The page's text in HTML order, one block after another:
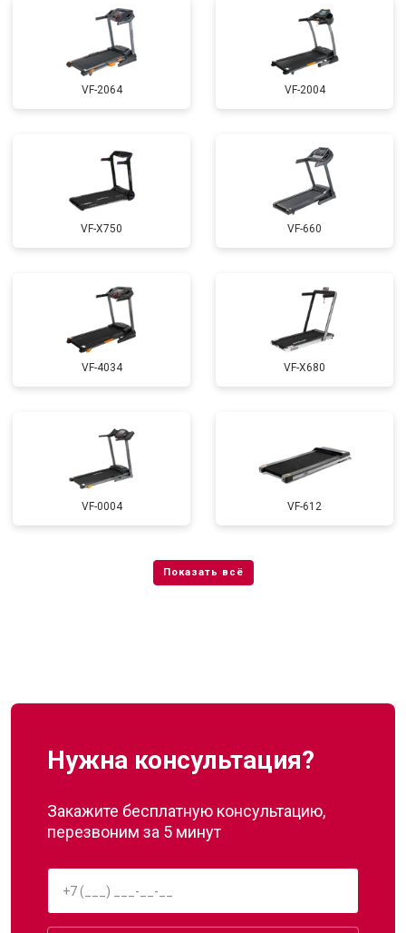
VF-2064 VF-2004
VF-X750 VF-660
VF-4034 VF-X680
VF-0004 VF-612
Нужна консультация?
Закажите бесплатную консультацию,
перезвоним за 5 минут